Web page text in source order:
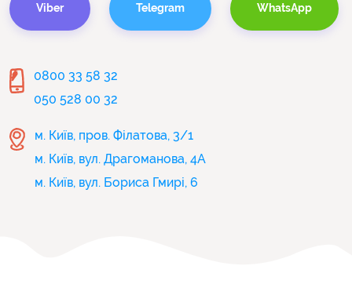
Viber Telegram WhatsApp
0800 33 58 32
050 528 00 32
м. Київ, пров. Філатова, 3/1
м. Київ, вул. Драгоманова, 4А
м. Київ, вул. Бориса Гмирі, 6